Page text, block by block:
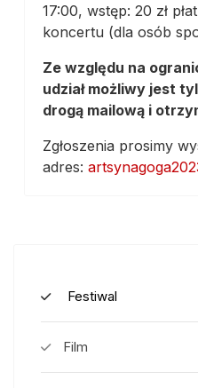
17:00, wstęp: 20 zł
koncertu (dla osób
Ze względu na
udział możliwy jest
drogą mailową i
Zgłoszenia prosimy
adres:
Festiwal
Film